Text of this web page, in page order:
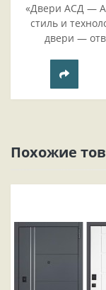
«Двери АСД —
стиль и
двери —
Похожие